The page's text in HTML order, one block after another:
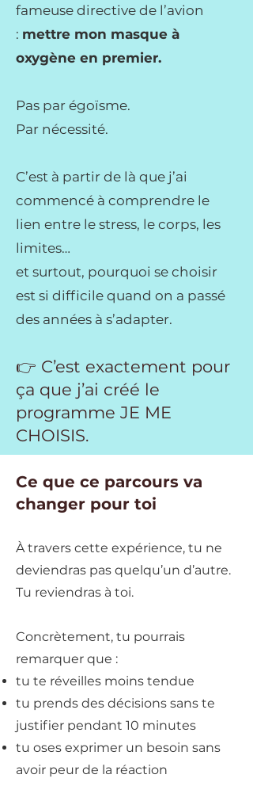
fameuse directive de l’avion
: mettre mon masque à
oxygène en premier.
Pas par égoïsme.
Par nécessité.
C’est à partir de là que j’ai
commencé à comprendre le
lien entre le stress, le corps, les
limites…
et surtout, pourquoi se choisir
est si difficile quand on a passé
des années à s’adapter.
👉 C’est exactement pour
ça que j’ai créé le
programme JE ME
CHOISIS.
Ce que ce parcours va
changer pour toi
À travers cette expérience, tu ne
deviendras pas quelqu’un d’autre.
Tu reviendras à toi.
Concrètement, tu pourrais
remarquer que :
tu te réveilles moins tendue
tu prends des décisions sans te
justifier pendant 10 minutes
tu oses exprimer un besoin sans
avoir peur de la réaction